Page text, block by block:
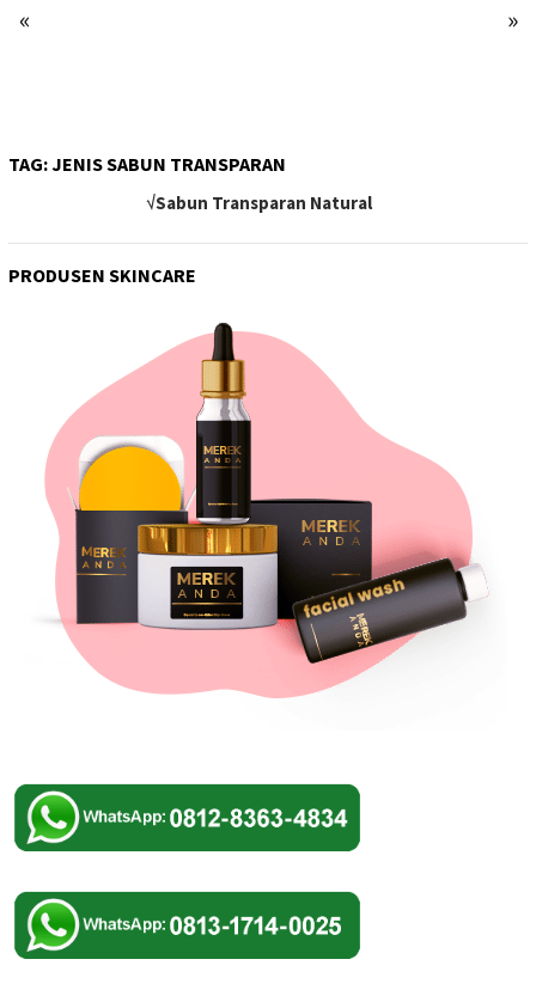
« »
TAG:JENIS SABUN TRANSPARAN
√Sabun Transparan Natural
PRODUSEN SKINCARE